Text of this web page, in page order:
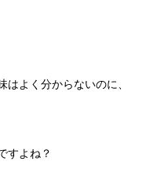
はよく分からないのに、
すよね？